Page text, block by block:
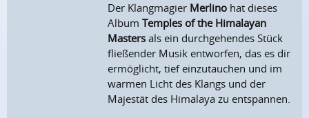
Der Klangmagier Merlino hat dieses
AlbumTemples of the Himalayan
Masters als ein durchgehendes Stück
fließender Musik entworfen, das es dir
ermöglicht, tief einzutauchen und im
warmen Licht des Klangs und der
Majestät des Himalaya zu entspannen.